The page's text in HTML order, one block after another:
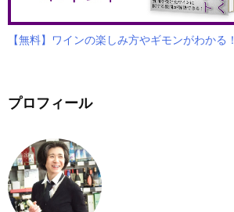
【無料】ワインの楽しみ方やギモンがわかる！
プロフィール